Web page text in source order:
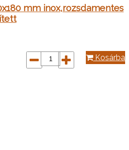
mm inox,rozsdamentes
Kosárba